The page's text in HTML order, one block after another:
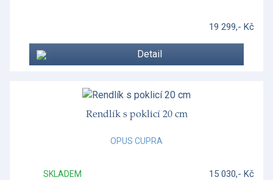
19 299,- Kč
Detail
Rendlík s poklicí 20 cm
OPUS CUPRA
SKLADEM 15 030,- Kč